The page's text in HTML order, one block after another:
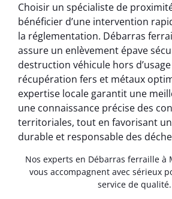
Choisir un spécialiste de
bénéficier d’une intervention
la réglementation. Débarras
assure un enlèvement épave
destruction véhicule hors
récupération fers et métaux
expertise locale garantit une
une connaissance précise des
territoriales, tout en favorisant
durable et responsable des
Nos experts en Débarras ferraille à
vous accompagnent avec sérieux
service de qualité.